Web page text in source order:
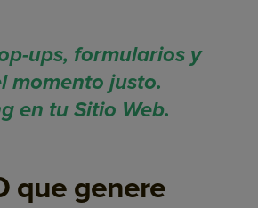
ups, formularios y
momento justo.
en tu Sitio Web.
que genere